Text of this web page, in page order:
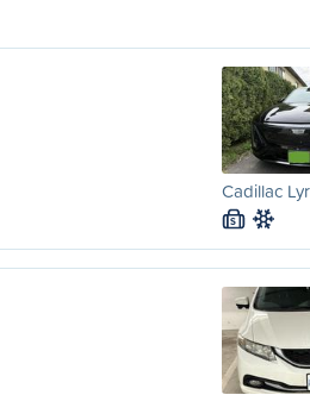
Cadillac
S